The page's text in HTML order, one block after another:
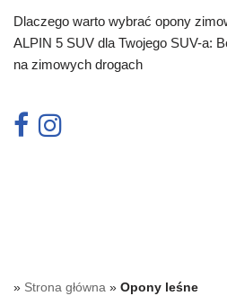
Dlaczego warto wybrać opony
ALPIN 5 SUV dla Twojego SUV-a:
na zimowych drogach
» Strona główna » Opony leśne